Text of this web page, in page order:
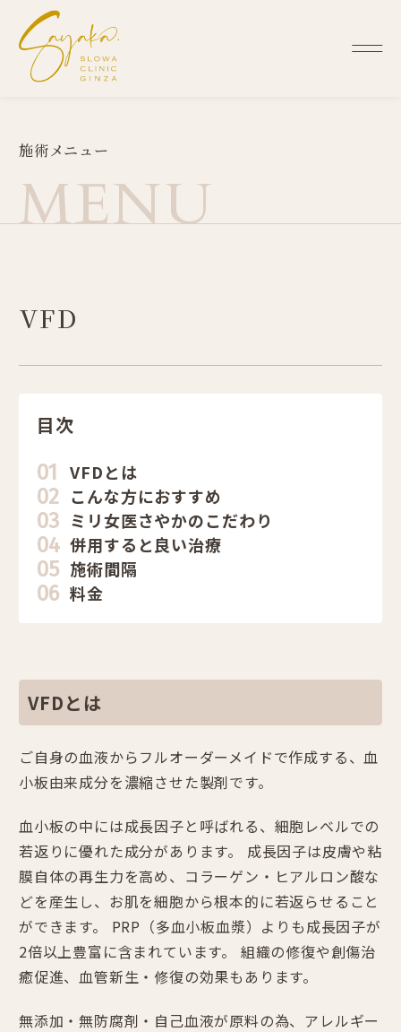
施術メニ ュー
MENU
VFD
目次
VFDとは
こんな方におすすめ
ミリ女医さやかのこだわり
併用すると良い治療
施術間隔
料金
VFDとは
ご自身の血液からフルオーダーメイドで作成する、血
小板由来成分を濃縮させた製剤です。
血小板の中には成長因子と呼ばれる、細胞レベルでの
若返りに優れた成分があります。 成長因子は皮膚や粘
膜自体の再生力を高め、コラーゲン・ヒアルロン酸な
どを産生し、お肌を細胞から根本的に若返らせること
ができます。 PRP（多血小板血漿）よりも成長因子が
2倍以上豊富に含まれています。 組織の修復や創傷治
癒促進、血管新生・修復の効果もあります。
無添加・無防腐剤・自己血液が原料の為、アレルギー